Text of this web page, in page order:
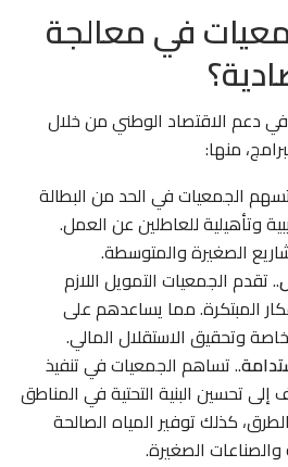
في معالجة
دعم الاقتصاد الوطني من خلال
منها:
الجمعيات في الحد من البطالة
وتأهيلية للعاطلين عن العمل.
الصغيرة والمتوسطة.
.. تقدم الجمعيات التمويل اللازم
المبتكرة. مما يساعدهم على
وتحقيق الاستقلال المالي.
.. تساهم الجمعيات في تنفيذ
تحسين البنية التحتية في المناطق
كذلك توفير المياه الصالحة
الصغيرة.